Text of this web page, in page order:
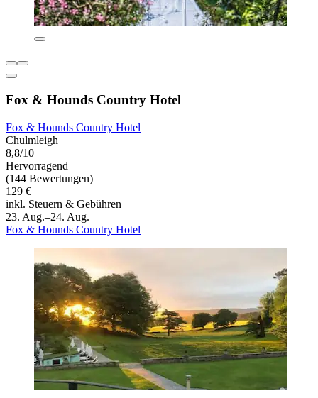
Fox & Hounds Country Hotel
Fox & Hounds Country Hotel
Chulmleigh
8,8/10
Hervorragend
(144 Bewertungen)
129 €
inkl. Steuern & Gebühren
23. Aug.–24. Aug.
Fox & Hounds Country Hotel